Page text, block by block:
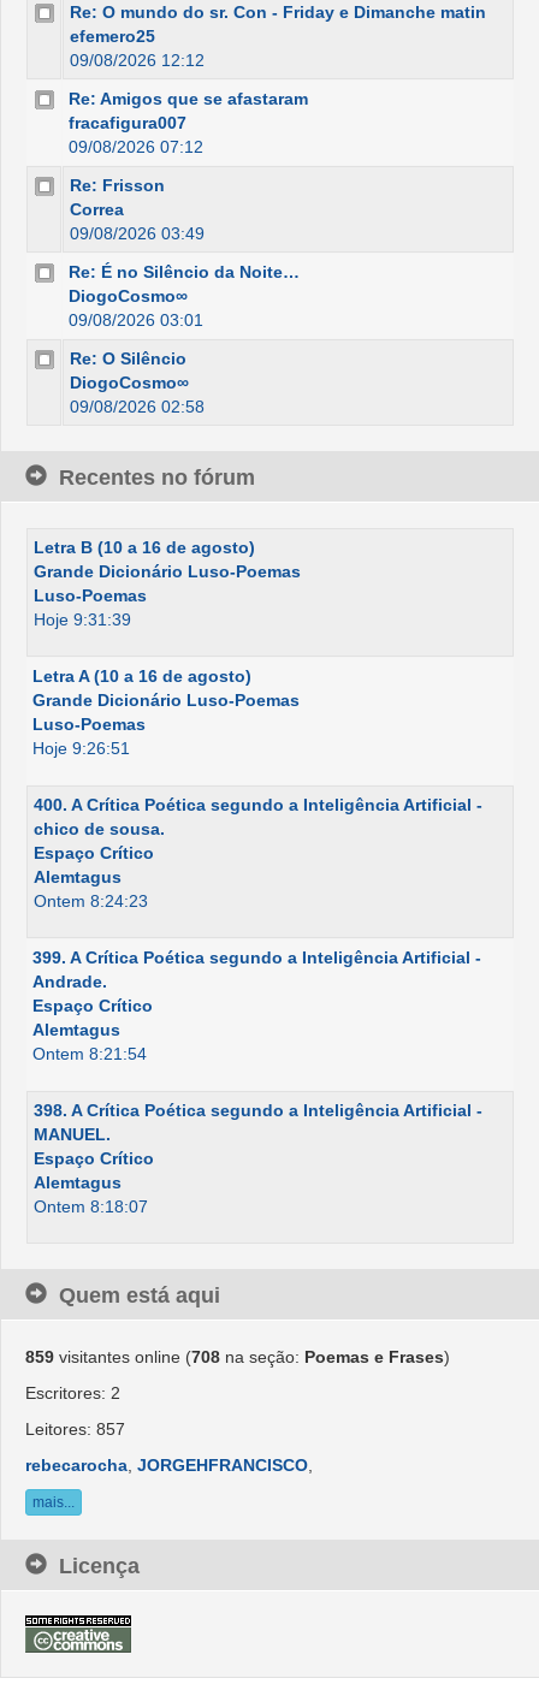
Re: O mundo do sr. Con - Friday e Dimanche matin
efemero25
09/08/2026 12:12
Re: Amigos que se afastaram
fracafigura007
09/08/2026 07:12
Re: Frisson
Correa
09/08/2026 03:49
Re: É no Silêncio da Noite…
DiogoCosmo∞
09/08/2026 03:01
Re: O Silêncio
DiogoCosmo∞
09/08/2026 02:58
Recentes no fórum
Letra B (10 a 16 de agosto)
Grande Dicionário Luso-Poemas
Luso-Poemas
Hoje 9:31:39
Letra A (10 a 16 de agosto)
Grande Dicionário Luso-Poemas
Luso-Poemas
Hoje 9:26:51
400. A Crítica Poética segundo a Inteligência Artificial -
chico de sousa.
Espaço Crítico
Alemtagus
Ontem 8:24:23
399. A Crítica Poética segundo a Inteligência Artificial -
Andrade.
Espaço Crítico
Alemtagus
Ontem 8:21:54
398. A Crítica Poética segundo a Inteligência Artificial -
MANUEL.
Espaço Crítico
Alemtagus
Ontem 8:18:07
Quem está aqui
859 visitantes online (708 na seção: Poemas e Frases)
Escritores: 2
Leitores: 857
rebecarocha JORGEHFRANCISCO
mais...
Licença